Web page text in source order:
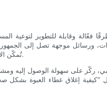
فعّالة وقابلة للتطوير لتوعية
ورسائل موجهة تصل إلى
تُمكّن الأدوات التفاعلية المستخدمين من التدرب افتراضيًا أو تقييم سلامة منازلهم باستخدام قوائم التحقق والتوجيهات، مما يُتيح إنشاء خطط عمل شخصية تُعزز الالتزام.
ركّز على سهولة الوصول إليه
إغلاق غطاء العبوة بشكل